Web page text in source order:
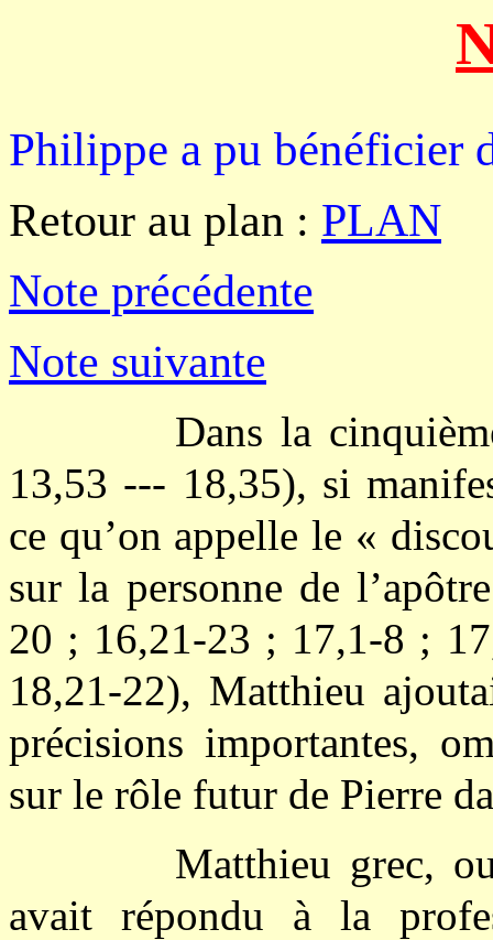
Philippe a pu bénéficier
Retour au plan : PLAN
Note précédente
Note suivante
Dans la
13,53 --- 18,35), si
ce qu’on appelle le «
sur la personne de
20 ; 16,21-23 ; 17,1-8 ;
18,21-22), Matthieu
précisions importantes,
sur le rôle futur de Pierre
Matthieu grec,
avait répondu à la